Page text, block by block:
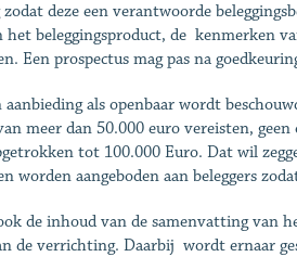
deze een verantwoorde
beleggingsproduct, de kenmerken
Een prospectus mag pas na
als openbaar wordt
meer dan 50.000 euro vereisten,
tot 100.000 Euro. Dat wil
worden aangeboden aan beleggers
de inhoud van de samenvatting van
de verrichting. Daarbij wordt ernaar